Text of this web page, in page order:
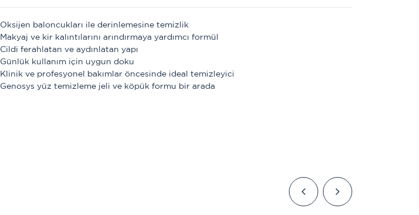
Oksijen baloncukları ile derinlemesine temizlik
Makyaj ve kir kalıntılarını arındırmaya yardımcı formül
Cildi ferahlatan ve aydınlatan yapı
Günlük kullanım için uygun doku
Klinik ve profesyonel bakımlar öncesinde ideal temizleyici
Genosys yüz temizleme jeli ve köpük formu bir arada